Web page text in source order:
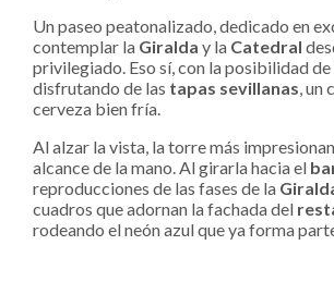
Un paseo peatonalizado, dedicado en
contemplar la Giralda y la Catedral
privilegiado. Eso sí, con la posibilidad
disfrutando de las tapas sevillanas, un
cerveza bien fría.
Al alzar la vista, la torre más
alcance de la mano. Al girarla hacia el
reproducciones de las fases de la
cuadros que adornan la fachada del
rodeando el neón azul que ya forma